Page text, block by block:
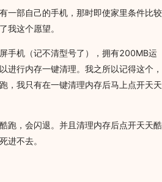
一部自己的手机，那时即使家里条件比较
我这个愿望。
手机（记不清型号了），拥有200MB运
进行内存一键清理。我之所以记得这个，
，我只有在一键清理内存后马上点开天天
跑，会闪退。并且清理内存后点开天天酷
进不去。